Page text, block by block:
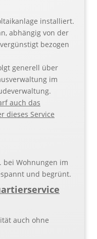
installiert.
abhängig von der
bezogen
generell über
im
auch das
dieses Service
bei Wohnungen im
und begrünt.
auch ohne